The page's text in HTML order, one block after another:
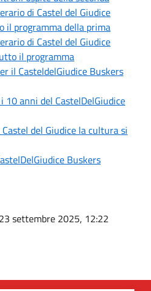
di Castel del Giudice
il programma della prima
di Castel del Giudice
il programma
il CasteldelGiudice Buskers
10 anni del CastelDelGiudice
del Giudice la cultura si
Buskers
settembre 2025, 12:22